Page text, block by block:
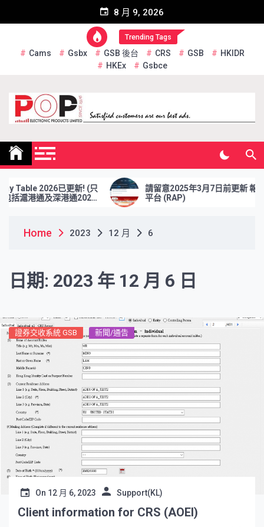
8 月 9, 2026
Trending Tags
Cams Gsbx GSB 後台 CRS GSB
HKIDR
HKEx
Gsbce
Pop Electronic Products
Limited
Table 2026已更新! (只
滬港通及深港通2026
請留意2025年3月7日前更新 報表
平台 (RAP)
Home 2023 12 月 6
日期: 2023 年 12 月 6 日
證券交收系統 GSB 新聞/通告
On 12 月 6, 2023 Support(KL)
Client information for CRS (AOEI)